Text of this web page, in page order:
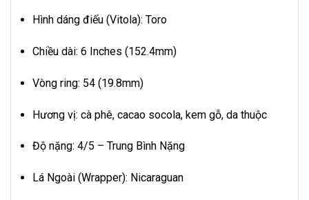
Hình dáng điếu (Vitola): Toro
Chiều dài: 6 Inches (152.4mm)
Vòng ring: 54 (19.8mm)
Hương vị: cà phê, cacao socola, kem gỗ, da thuộc
Độ nặng: 4/5 – Trung Bình Nặng
Lá Ngoài (Wrapper): Nicaraguan